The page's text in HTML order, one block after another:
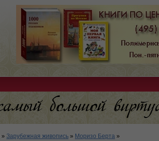
» Зарубежная живопись » Моризо Берта »